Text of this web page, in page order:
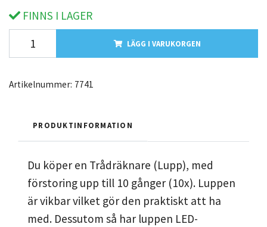
FINNS I LAGER
LÄGG I VARUKORGEN
Artikelnummer: 7741
PRODUKTINFORMATION
Du köper en Trådräknare (Lupp), med
förstoring upp till 10 gånger (10x). Luppen
är vikbar vilket gör den praktiskt att ha
med. Dessutom så har luppen LED-